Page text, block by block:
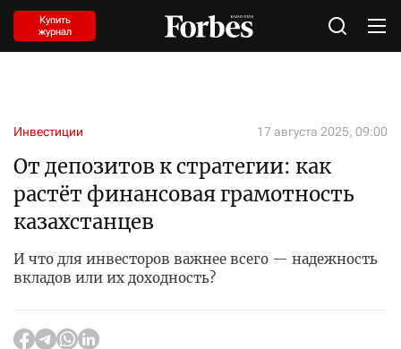
Купить
журнал
Инвестиции 17 августа 2025, 09:00
От депозитов к стратегии: как
растёт финансовая грамотность
казахстанцев
И что для инвесторов важнее всего — надежность
вкладов или их доходность?